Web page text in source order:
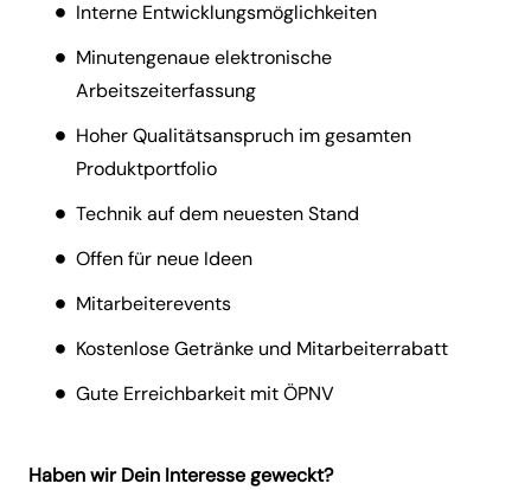
Interne Entwicklungsmöglichkeiten
Minutengenaue elektronische
Arbeitszeiterfassung
Hoher Qualitätsanspruch im gesamten
Produktportfolio
Technik auf dem neuesten Stand
Offen für neue Ideen
Mitarbeiterevents
Kostenlose Getränke und Mitarbeiterrabatt
Gute Erreichbarkeit mit ÖPNV
Haben wir Dein Interesse geweckt?